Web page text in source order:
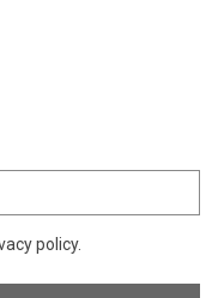
policy.